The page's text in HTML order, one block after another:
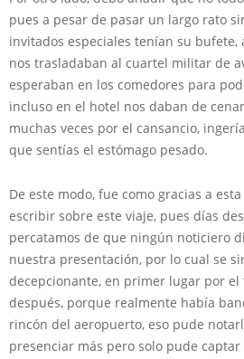
pues a pesar de pasar un largo rato
invitados especiales tenían su bufete,
nos trasladaban al cuartel militar de
esperaban en los comedores para
incluso en el hotel nos daban de
muchas veces por el cansancio,
que sentías el estómago pesado.
De este modo, fue como gracias a
escribir sobre este viaje, pues días
percatamos de que ningún noticiero
nuestra presentación, por lo cual se
decepcionante, en primer lugar por
después, porque realmente había
rincón del aeropuerto, eso pude
presenciar más pero solo pude captar